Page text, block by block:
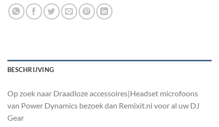
BESCHRIJVING
Op zoek naar Draadloze accessoires|Headset microfoons
van Power Dynamics bezoek dan Remixit.nl voor al uw DJ
Gear